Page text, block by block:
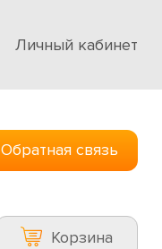
Личный кабинет
Обратная связь
Корзина